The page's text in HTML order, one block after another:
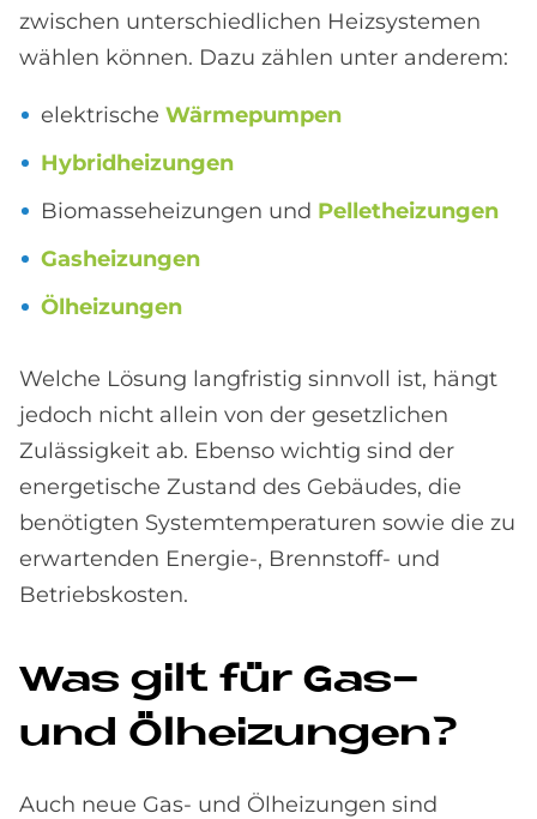
zwischen unterschiedlichen Heizsystemen
wählen können. Dazu zählen unter anderem:
elektrische Wärmepumpen
Hybridheizungen
Biomasseheizungen und Pelletheizungen
Gasheizungen
Ölheizungen
Welche Lösung langfristig sinnvoll ist, hängt
jedoch nicht allein von der gesetzlichen
Zulässigkeit ab. Ebenso wichtig sind der
energetische Zustand des Gebäudes, die
benötigten Systemtemperaturen sowie die zu
erwartenden Energie-, Brennstoff- und
Betriebskosten.
Was gilt für Gas-
und Öl­hei­zun­gen?
Auch neue Gas- und Ölheizungen sind